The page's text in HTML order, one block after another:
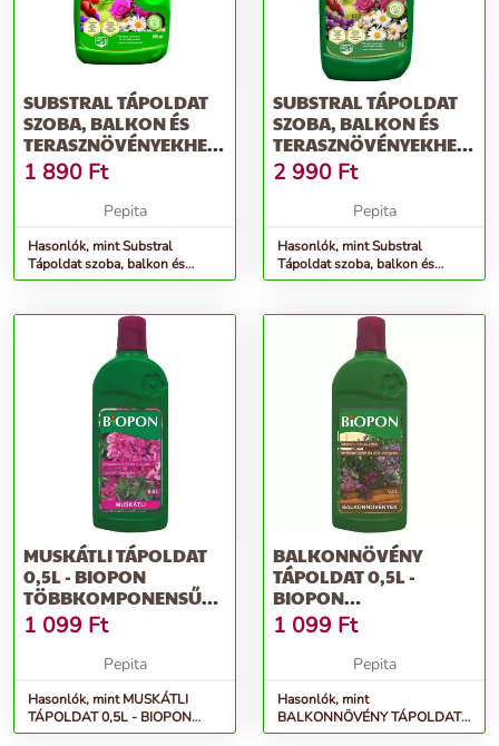
SUBSTRAL TÁPOLDAT
SZOBA, BALKON ÉS
TERASZNÖVÉNYEKHEZ
500 ML
1 890 Ft
Pepita
Hasonlók, mint Substral
Tápoldat szoba, balkon és
terasznövényekhez 500 ml
SUBSTRAL TÁPOLDAT
SZOBA, BALKON ÉS
TERASZNÖVÉNYEKHEZ
1000 ML
2 990 Ft
Pepita
Hasonlók, mint Substral
Tápoldat szoba, balkon és
terasznövényekhez 1000 ml
MUSKÁTLI TÁPOLDAT
0,5L - BIOPON
TÖBBKOMPONENSŰ
ÁSVÁNYI MŰTRÁGYA
S...
1 099 Ft
Pepita
Hasonlók, mint MUSKÁTLI
TÁPOLDAT 0,5L - BIOPON
többkomponensű ásványi
BALKONNÖVÉNY
TÁPOLDAT 0,5L -
BIOPON
PROFESSZIONÁLIS
ÁSVÁNYI MŰTRÁ...
1 099 Ft
Pepita
Hasonlók, mint
BALKONNÖVÉNY TÁPOLDAT
0,5L - BIOPON professzionális